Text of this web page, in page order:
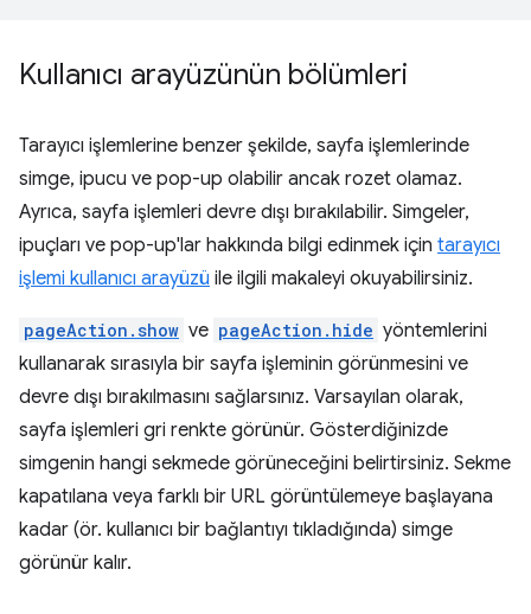
Kullanıcı arayüzünün bölümleri
Tarayıcı işlemlerine benzer şekilde, sayfa işlemlerinde
simge, ipucu ve pop-up olabilir ancak rozet olamaz.
Ayrıca, sayfa işlemleri devre dışı bırakılabilir. Simgeler,
ipuçları ve pop-up'lar hakkında bilgi edinmek için tarayıcı
işlemi kullanıcı arayüzü ile ilgili makaleyi okuyabilirsiniz.
pageAction.show ve pageAction.hide yöntemlerini
kullanarak sırasıyla bir sayfa işleminin görünmesini ve
devre dışı bırakılmasını sağlarsınız. Varsayılan olarak,
sayfa işlemleri gri renkte görünür. Gösterdiğinizde
simgenin hangi sekmede görüneceğini belirtirsiniz. Sekme
kapatılana veya farklı bir URL görüntülemeye başlayana
kadar (ör. kullanıcı bir bağlantıyı tıkladığında) simge
görünür kalır.